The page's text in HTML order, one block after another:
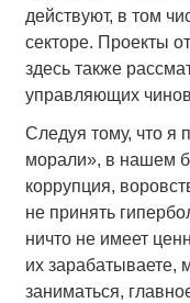
действуют, в том
секторе. Проекты
здесь также
управляющих
Следуя тому, что я
морали», в нашем
коррупция,
не принять
ничто не имеет
их зарабатываете,
заниматься,